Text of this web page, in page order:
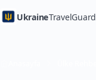
UkraineTravelGuard